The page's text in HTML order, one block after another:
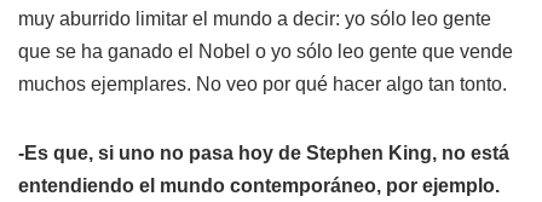
muy aburrido limitar el mundo a decir: yo sólo leo gente
que se ha ganado el Nobel o yo sólo leo gente que vende
muchos ejemplares. No veo por qué hacer algo tan tonto.
-Es que, si uno no pasa hoy de Stephen King, no está
entendiendo el mundo contemporáneo, por ejemplo.